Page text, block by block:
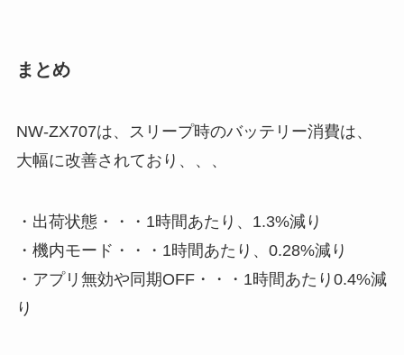
まとめ
NW-ZX707は、スリープ時のバッテリー消費は、
大幅に改善されており、、、
・出荷状態・・・1時間あたり、1.3%減り
・機内モード・・・1時間あたり、0.28%減り
・アプリ無効や同期OFF・・・1時間あたり0.4%減
り